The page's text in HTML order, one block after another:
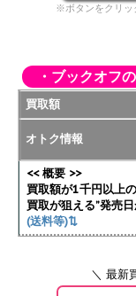
※ボタンをクリッ
・ブックオフ
買取額
オトク情報
<< 概要 >>
買取額が1千円以上
買取が狙える”発売
(送料等)⇅
＼ 最新